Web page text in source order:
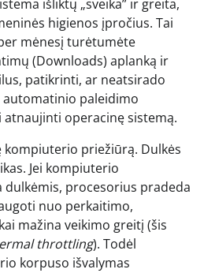
išliktų „sveika” ir greita,
higienos įpročius. Tai
mėnesį turėtumėte
(Downloads) aplanką ir
patikrinti, ar neatsirado
paleidimo
operacinę sistemą.
priežiūrą. Dulkės
Jei kompiuterio
procesorius pradeda
nuo perkaitimo,
mažina veikimo greitį (šis
throttling). Todėl
korpuso išvalymas